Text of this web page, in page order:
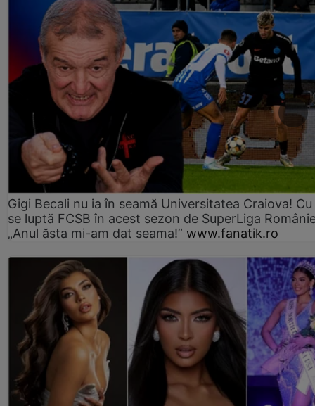
Gigi Becali nu ia în seamă Universitatea Craiova!
se luptă FCSB în acest sezon de SuperLiga
„Anul ăsta mi-am dat seama!” www.fanatik.ro